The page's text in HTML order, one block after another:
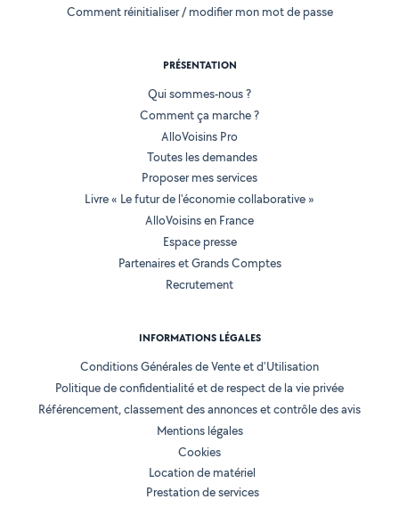
Comment réinitialiser / modifier mon mot de passe
PRÉSENTATION
Qui sommes-nous ?
Comment ça marche ?
AlloVoisins Pro
Toutes les demandes
Proposer mes services
Livre « Le futur de l'économie collaborative »
AlloVoisins en France
Espace presse
Partenaires et Grands Comptes
Recrutement
INFORMATIONS LÉGALES
Conditions Générales de Vente et d'Utilisation
Politique de confidentialité et de respect de la vie privée
Référencement, classement des annonces et contrôle des avis
Mentions légales
Cookies
Location de matériel
Prestation de services